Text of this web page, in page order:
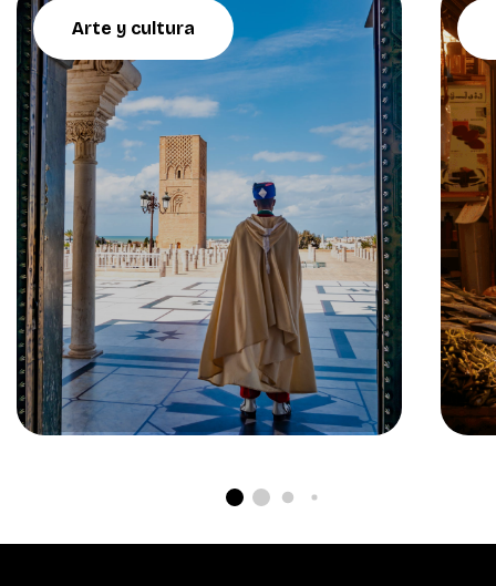
Arte y cultura